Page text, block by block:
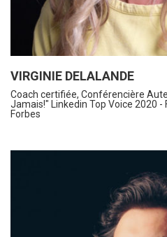
VIRGINIE DELALANDE
Coach certifiée, Conférencière
Jamais!" Linkedin Top Voice 2020
Forbes